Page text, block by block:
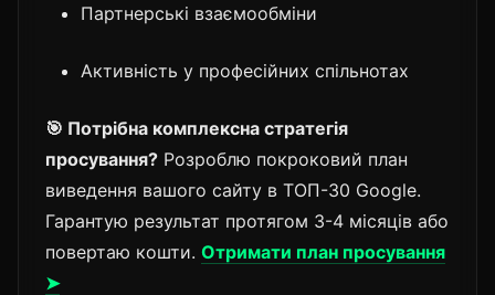
Партнерські взаємообміни
Активність у професійних спільнотах
🎯 Потрібна комплексна стратегія
просування? Розроблю покроковий план
виведення вашого сайту в ТОП-30 Google.
Гарантую результат протягом 3-4 місяців або
повертаю кошти. Отримати план просування
➤